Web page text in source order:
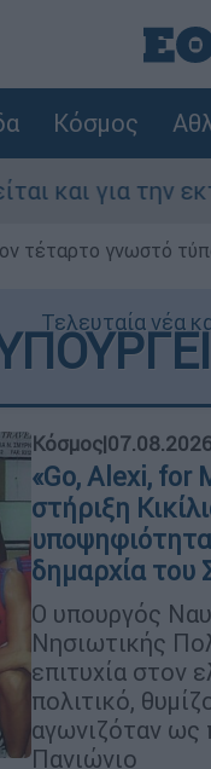
Κόσμος
εκτέλεση
τέταρτο γνωστό
Τελευταία νέα
Κόσμος|
«Go, Alexi, for
στήριξη
υποψηφιότητα
δημαρχία του
Ο υπουργός
Νησιωτικής
επιτυχία στον
πολιτικό,
αγωνιζόταν ως
Πανιώνιο